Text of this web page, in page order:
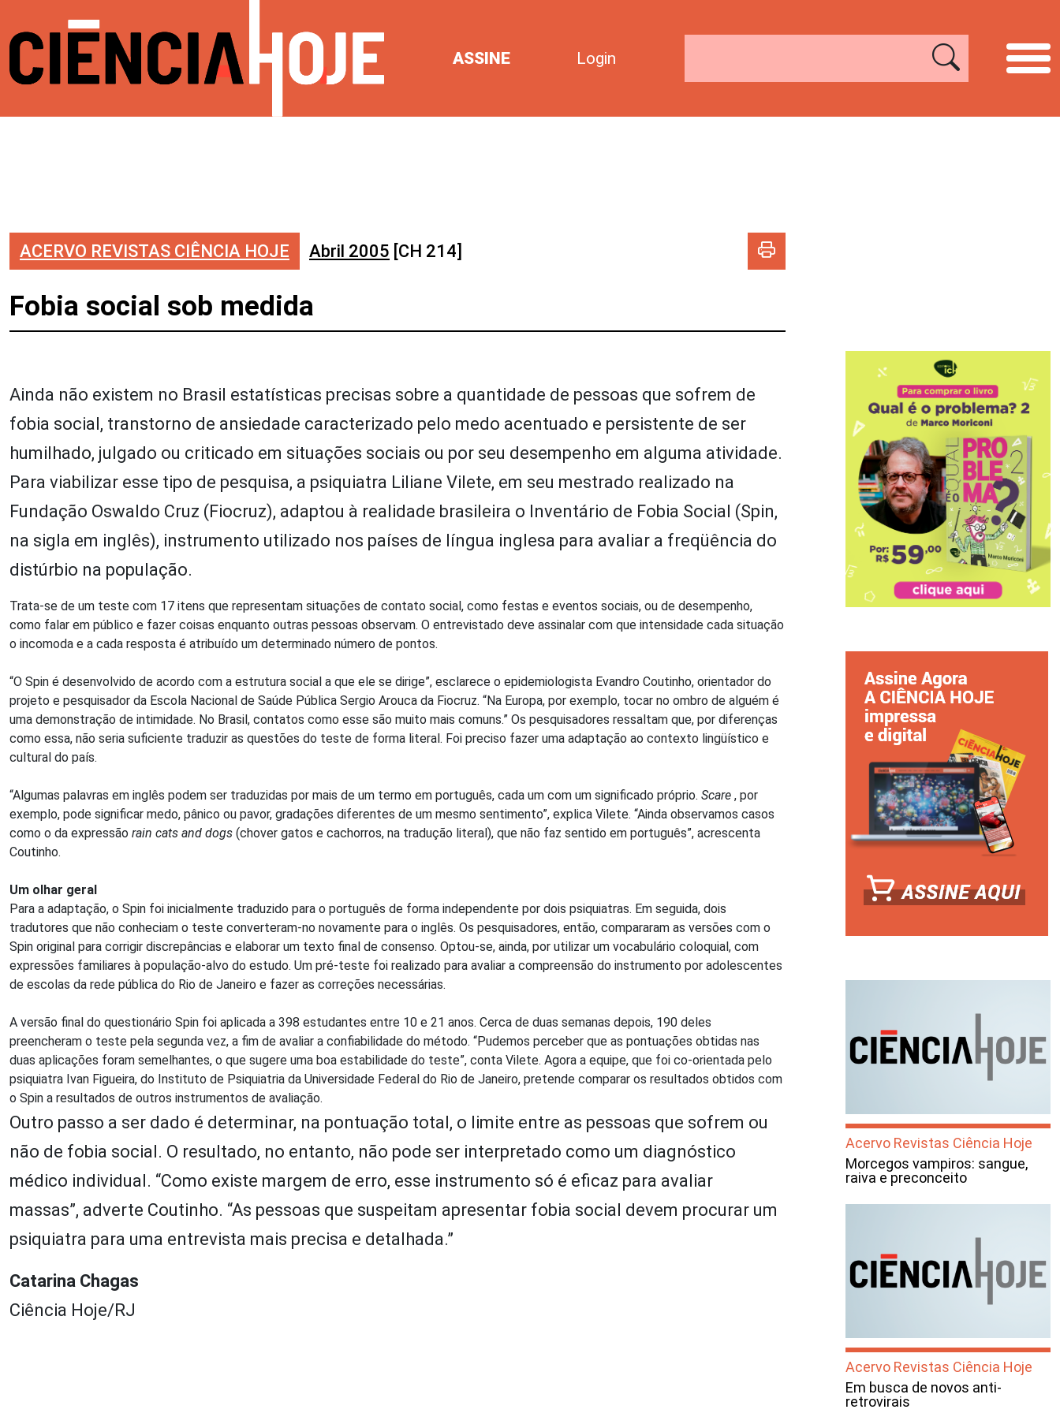
ASSINE Login
ACERVO REVISTAS CIÊNCIA HOJE Abril 2005 [CH 214]
Fobia social sob medida
Ainda não existem no Brasil estatísticas precisas sobre a quantidade de pessoas que sofrem de
fobia social, transtorno de ansiedade caracterizado pelo medo acentuado e persistente de ser
humilhado, julgado ou criticado em situações sociais ou por seu desempenho em alguma atividade.
Para viabilizar esse tipo de pesquisa, a psiquiatra Liliane Vilete, em seu mestrado realizado na
Fundação Oswaldo Cruz (Fiocruz), adaptou à realidade brasileira o Inventário de Fobia Social (Spin,
na sigla em inglês), instrumento utilizado nos países de língua inglesa para avaliar a freqüência do
distúrbio na população.
Trata-se de um teste com 17 itens que representam situações de contato social, como festas e eventos sociais, ou de desempenho,
como falar em público e fazer coisas enquanto outras pessoas observam. O entrevistado deve assinalar com que intensidade cada situação
o incomoda e a cada resposta é atribuído um determinado número de pontos.
“O Spin é desenvolvido de acordo com a estrutura social a que ele se dirige”, esclarece o epidemiologista Evandro Coutinho, orientador do
projeto e pesquisador da Escola Nacional de Saúde Pública Sergio Arouca da Fiocruz. “Na Europa, por exemplo, tocar no ombro de alguém é
uma demonstração de intimidade. No Brasil, contatos como esse são muito mais comuns.” Os pesquisadores ressaltam que, por diferenças
como essa, não seria suficiente traduzir as questões do teste de forma literal. Foi preciso fazer uma adaptação ao contexto lingüístico e
cultural do país.
“Algumas palavras em inglês podem ser traduzidas por mais de um termo em português, cada um com um significado próprio. Scare , por
exemplo, pode significar medo, pânico ou pavor, gradações diferentes de um mesmo sentimento”, explica Vilete. “Ainda observamos casos
como o da expressão rain cats and dogs (chover gatos e cachorros, na tradução literal), que não faz sentido em português”, acrescenta
Coutinho.
Um olhar geral
Para a adaptação, o Spin foi inicialmente traduzido para o português de forma independente por dois psiquiatras. Em seguida, dois
tradutores que não conheciam o teste converteram-no novamente para o inglês. Os pesquisadores, então, compararam as versões com o
Spin original para corrigir discrepâncias e elaborar um texto final de consenso. Optou-se, ainda, por utilizar um vocabulário coloquial, com
expressões familiares à população-alvo do estudo. Um pré-teste foi realizado para avaliar a compreensão do instrumento por adolescentes
de escolas da rede pública do Rio de Janeiro e fazer as correções necessárias.
A versão final do questionário Spin foi aplicada a 398 estudantes entre 10 e 21 anos. Cerca de duas semanas depois, 190 deles
preencheram o teste pela segunda vez, a fim de avaliar a confiabilidade do método. “Pudemos perceber que as pontuações obtidas nas
duas aplicações foram semelhantes, o que sugere uma boa estabilidade do teste”, conta Vilete. Agora a equipe, que foi co-orientada pelo
psiquiatra Ivan Figueira, do Instituto de Psiquiatria da Universidade Federal do Rio de Janeiro, pretende comparar os resultados obtidos com
o Spin a resultados de outros instrumentos de avaliação.
Outro passo a ser dado é determinar, na pontuação total, o limite entre as pessoas que sofrem ou
não de fobia social. O resultado, no entanto, não pode ser interpretado como um diagnóstico
médico individual. “Como existe margem de erro, esse instrumento só é eficaz para avaliar
massas”, adverte Coutinho. “As pessoas que suspeitam apresentar fobia social devem procurar um
psiquiatra para uma entrevista mais precisa e detalhada.”
Catarina Chagas
Ciência Hoje/RJ
Acervo Revistas Ciência Hoje
Morcegos vampiros: sangue,
raiva e preconceito
Acervo Revistas Ciência Hoje
Em busca de novos anti-
retrovirais